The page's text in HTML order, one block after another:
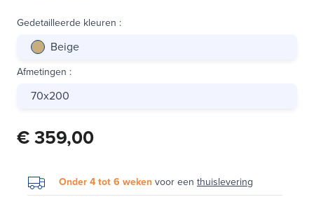
Gedetailleerde kleuren :
Beige
Afmetingen :
70x200
€ 359,00
Onder 4 tot 6 wekenvoor een thuislevering